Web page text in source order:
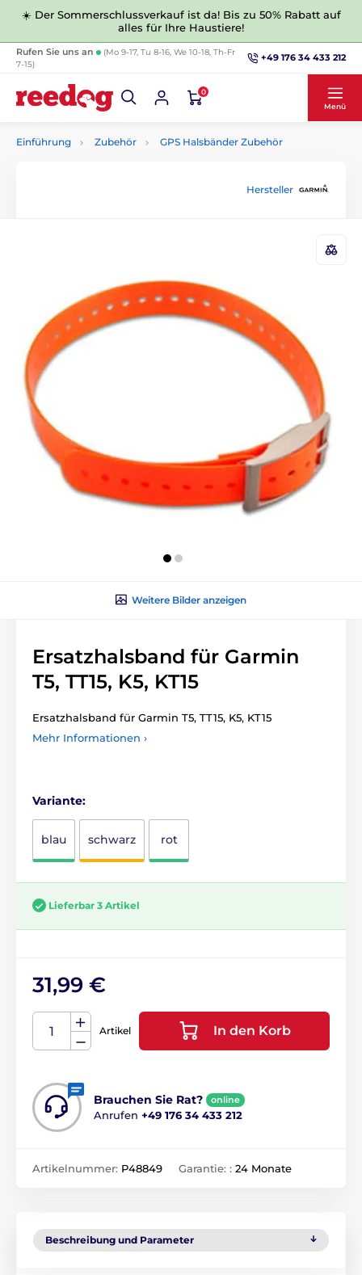
☀️ Der Sommerschlussverkauf ist da! Bis zu 50% Rabatt auf
alles für Ihre Haustiere!
Rufen Sie uns an
(Mo 9-17, Tu 8-16, We 10-18, Th-Fr
7-15)
+49 176 34 433 212
0
Menü
Einführung Zubehör GPS Halsbänder Zubehör
Hersteller
Weitere Bilder anzeigen
Ersatzhalsband für Garmin
T5, TT15, K5, KT15
Ersatzhalsband für Garmin T5, TT15, K5, KT15
Mehr Informationen ›
Variante:
blau schwarz rot
Lieferbar 3 Artikel
31,99 €
Artikel In den Korb
Brauchen Sie Rat? online
Anrufen +49 176 34 433 212
Artikelnummer: P48849 Garantie: : 24 Monate
Beschreibung und Parameter